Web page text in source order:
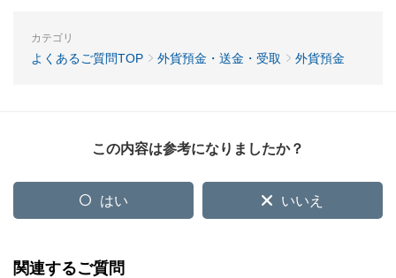
カテゴリ
よくあるご質問TOP 外貨預金・送金・受取 外貨預金
この内容は参考になりましたか？
はい いいえ
関連するご質問